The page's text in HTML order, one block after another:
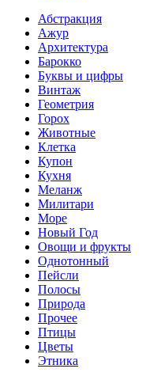
Абстракция
Ажур
Архитектура
Барокко
Буквы и цифры
Винтаж
Геометрия
Горох
Животные
Клетка
Купон
Кухня
Меланж
Милитари
Море
Новый Год
Овощи и фрукты
Однотонный
Пейсли
Полосы
Природа
Прочее
Птицы
Цветы
Этника